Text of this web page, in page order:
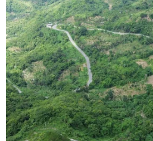
Theo dõi VietnamPlus
TIN LIÊN QUAN